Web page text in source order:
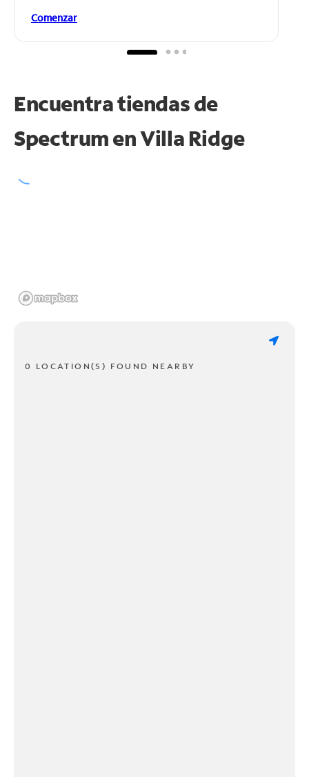
Comenzar
Encuentra tiendas de
Spectrum enVilla Ridge
0 LOCATION(S) FOUND NEARBY